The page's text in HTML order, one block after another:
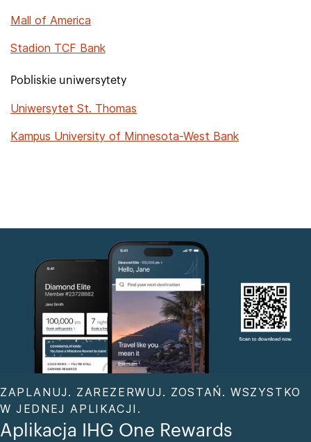
Mall of America
Stadion TCF Bank
Pobliskie uniwersytety
Uniwersytet St. Thomas
Kampus University of Minnesota-West Bank
ZAPLANUJ. ZAREZERWUJ. ZOSTAŃ. WSZYSTKO
W JEDNEJ APLIKACJI.
Aplikacja IHG One Rewards